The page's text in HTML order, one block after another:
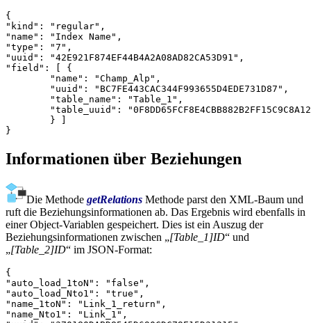
{
"kind": "regular",
"name": "Index Name",
"type": "7",
"uuid": "42E921F874EF44B4A2A08AD82CA53D91",
"field": [ {
}
Informationen über Beziehungen
Die Methode getRelations Methode parst den XML-Baum und
ruft die Beziehungsinformationen ab. Das Ergebnis wird ebenfalls in
einer Object-Variablen gespeichert. Dies ist ein Auszug der
Beziehungsinformationen zwischen „[Table_1]ID“ und
„[Table_2]ID“ im JSON-Format:
{
"auto_load_1toN": "false",
"auto_load_Nto1": "true",
"name_1toN": "Link_1_return",
"name_Nto1": "Link_1",